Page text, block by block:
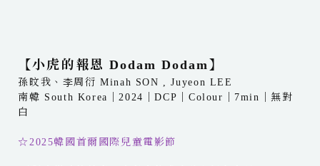
【小虎的報恩 Dodam Dodam】
孫旼我、李周衍 Minah SON , Juyeon LEE
南韓 South Korea｜2024｜DCP｜Colour｜7min｜無對
白
☆2025韓國首爾國際兒童電影節 ​